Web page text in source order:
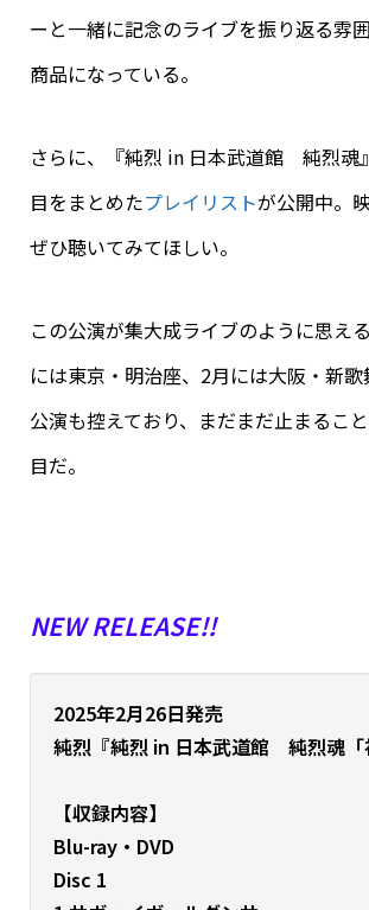
ーと一緒に記念のライブを振り返る雰
商品になっている。
さらに、『純烈 in 日本武道館 純烈魂
目をまとめたプレイリストが公開中。
ぜひ聴いてみてほしい。
この公演が集大成ライブのように思える
には東京・明治座、 2月には大阪・ 新歌
公演も控えており、 まだまだ止まるこ
目だ。
NEW RELEASE!!
2025年2月26日発売
純烈 『純烈 in 日本武道館 純烈魂「
【収録内容】
Blu-ray・DVD
Disc 1